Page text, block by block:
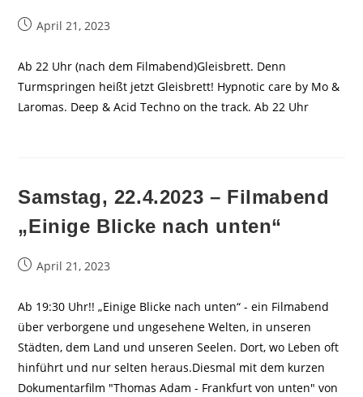
BeitragApril 21, 2023
Ab 22 Uhr (nach dem Filmabend)Gleisbrett. Denn
Turmspringen heißt jetzt Gleisbrett! Hypnotic care by Mo &
Laromas. Deep & Acid Techno on the track. Ab 22 Uhr
Samstag, 22.4.2023 – Filmabend
„Einige Blicke nach unten“
BeitragApril 21, 2023
Ab 19:30 Uhr!! „Einige Blicke nach unten“ - ein Filmabend
über verborgene und ungesehene Welten, in unseren
Städten, dem Land und unseren Seelen. Dort, wo Leben oft
hinführt und nur selten heraus.Diesmal mit dem kurzen
Dokumentarfilm "Thomas Adam - Frankfurt von unten" von